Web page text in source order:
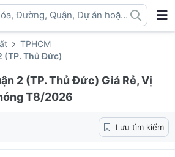
Đường, Quận, Dự án hoặc
...
TPHCM
(TP. Thủ Đức)
2 (TP. Thủ Đức) Giá Rẻ, Vị
T8/2026
Lưu tìm kiếm